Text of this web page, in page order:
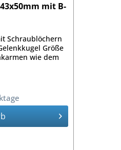
mit B-
Schraublöchern
Größe
wie dem